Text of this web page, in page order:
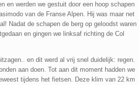
en werden we gestuit door een hoop schapen
van de Franse Alpen. Hij was maar net
Nadat de schapen de berg op geloodst waren
en gingen we linksaf richting de Col
en dit werd al vrij snel duidelijk: regen.
aan doen. Tot aan dit moment hadden we
tijdens het fietsen. Deze klim van 22 km